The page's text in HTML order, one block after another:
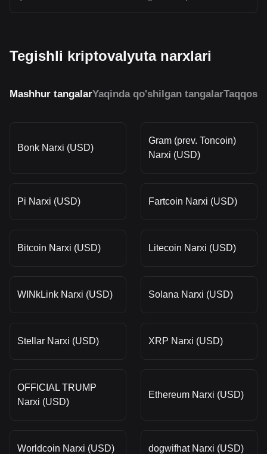
Tegishli kriptovalyuta narxlari
Mashhur tangalarYaqinda qo'shilgan tangalar
Bonk Narxi (USD)
Gram (prev. Toncoin)
Narxi (USD)
Pi Narxi (USD) Fartcoin Narxi (USD)
Bitcoin Narxi (USD) Litecoin Narxi (USD)
WINkLink Narxi (USD) Solana Narxi (USD)
Stellar Narxi (USD) XRP Narxi (USD)
OFFICIAL TRUMP
Narxi (USD)
Ethereum Narxi (USD)
Worldcoin Narxi (USD) dogwifhat Narxi (USD)